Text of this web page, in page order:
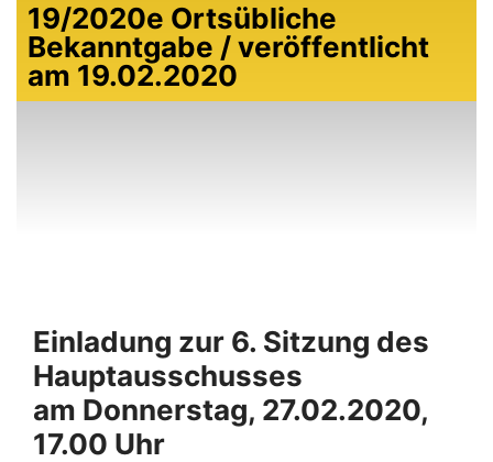
19/2020e Ortsübliche
Bekanntgabe / veröffentlicht
am 19.02.2020
Einladung zur 6. Sitzung des
Hauptausschusses
am Donnerstag, 27.02.2020,
17.00 Uhr